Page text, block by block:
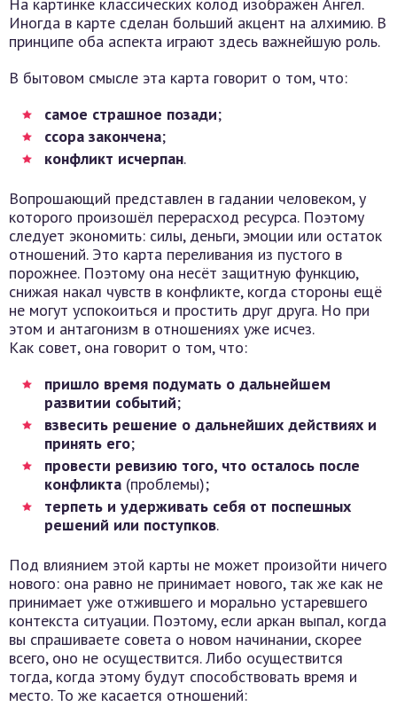
На картинке классических колод изображён Ангел.
Иногда в карте сделан больший акцент на алхимию. В
принципе оба аспекта играют здесь важнейшую роль.
В бытовом смысле эта карта говорит о том, что:
самое страшное позади;
ссора закончена;
конфликт исчерпан.
Вопрошающий представлен в гадании человеком, у
которого произошёл перерасход ресурса. Поэтому
следует экономить: силы, деньги, эмоции или остаток
отношений. Это карта переливания из пустого в
порожнее. Поэтому она несёт защитную функцию,
снижая накал чувств в конфликте, когда стороны ещё
не могут успокоиться и простить друг друга. Но при
этом и антагонизм в отношениях уже исчез.
Как совет, она говорит о том, что:
пришло время подумать о дальнейшем
развитии событий;
взвесить решение о дальнейших действиях и
принять его;
провести ревизию того, что осталось после
конфликта (проблемы);
терпеть и удерживать себя от поспешных
решений или поступков.
Под влиянием этой карты не может произойти ничего
нового: она равно не принимает нового, так же как не
принимает уже отжившего и морально устаревшего
контекста ситуации. Поэтому, если аркан выпал, когда
вы спрашиваете совета о новом начинании, скорее
всего, оно не осуществится. Либо осуществится
тогда, когда этому будут способствовать время и
место. То же касается отношений: